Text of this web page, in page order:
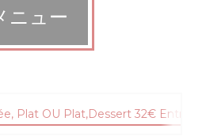
ニュー
Plat OU Plat,Dessert 32€